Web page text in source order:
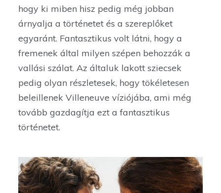
hogy ki miben hisz pedig még jobban
árnyalja a történetet és a szereplőket
egyaránt. Fantasztikus volt látni, hogy a
fremenek által milyen szépen behozzák a
vallási szálat. Az általuk lakott sziecsek
pedig olyan részletesek, hogy tökéletesen
beleillenek Villeneuve víziójába, ami még
tovább gazdagítja ezt a fantasztikus
történetet.